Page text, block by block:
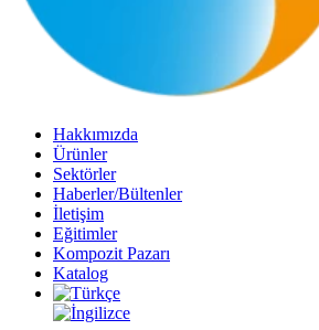
Hakkımızda
Ürünler
Sektörler
Haberler/Bültenler
İletişim
Eğitimler
Kompozit Pazarı
Katalog